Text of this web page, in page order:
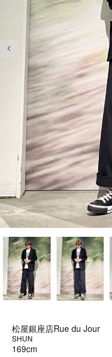
前の画像
松屋銀座店Rue du Jour
SHUN
169cm